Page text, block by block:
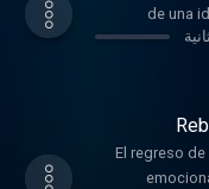
de una
relación que
El regreso